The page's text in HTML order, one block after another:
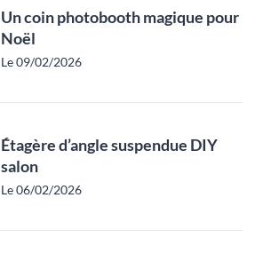
Un coin photobooth magique pour
Noël
Le 09/02/2026
Étagère d’angle suspendue DIY
salon
Le 06/02/2026